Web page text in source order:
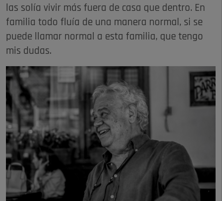
las solía vivir más fuera de casa que dentro. En
familia todo fluía de una manera normal, si se
puede llamar normal a esta familia, que tengo
mis dudas.